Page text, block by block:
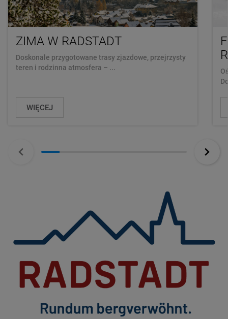
ZIMA W RADSTADT
Doskonale przygotowane trasy zjazdowe, przejrzysty
teren i rodzinna atmosfera – ...
WIĘCEJ